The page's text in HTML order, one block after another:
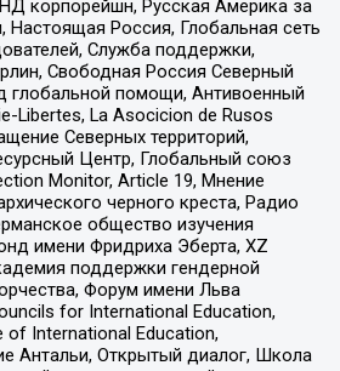
корпорейшн, Русская Америка за
Россия, Глобальная сеть
Служба поддержки,
Свободная Россия Северный
глобальной помощи, Антивоенный
Libertes, La Asocicion de Rusos
Северных территорий,
Центр, Глобальный союз
Monitor, Article 19, Мнение
черного креста, Радио
общество изучения
имени Фридриха Эберта, XZ
поддержки гендерной
Форум имени Льва
for International Education,
of International Education,
Антальи, Открытый диалог, Школа